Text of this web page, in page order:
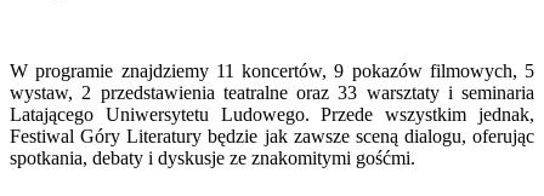
W programie znajdziemy 11 koncertów, 9 pokazów filmowych, 5
wystaw, 2 przedstawienia teatralne oraz 33 warsztaty i seminaria
Latającego Uniwersytetu Ludowego. Przede wszystkim jednak,
Festiwal Góry Literatury będzie jak zawsze sceną dialogu, oferując
spotkania, debaty i dyskusje ze znakomitymi gośćmi.